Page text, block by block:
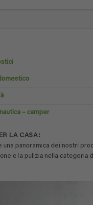
– camper
LA CASA:
una panoramica dei nostri
e la pulizia nella categoria